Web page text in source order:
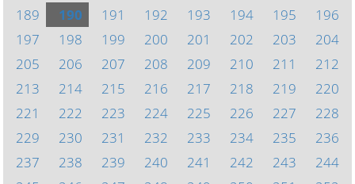
189
190 191 192 193 194 195
196
197
198 199 200 201 202 203
204
205
206 207 208 209 210 211
212
213
214 215 216 217 218 219
220
221
222 223 224 225 226 227
228
229
230 231 232 233 234 235
236
237
238 239 240 241 242 243
244